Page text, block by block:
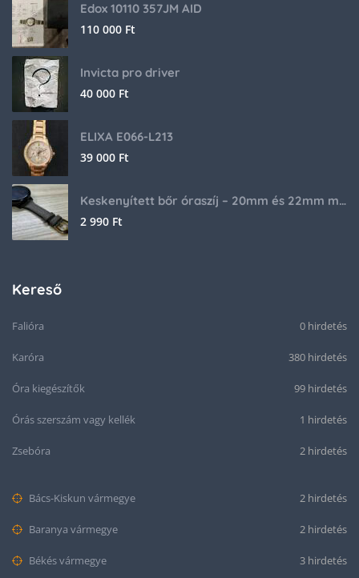
Edox 10110 357JM AID
110 000 Ft
Invicta pro driver
40 000 Ft
ELIXA E066-L213
39 000 Ft
Keskenyített bőr óraszíj – 20mm és 22mm méretben
2 990 Ft
Kereső
Falióra 0 hirdetés
Karóra 380 hirdetés
Óra kiegészítők 99 hirdetés
Órás szerszám vagy kellék 1 hirdetés
Zsebóra 2 hirdetés
Bács-Kiskun vármegye 2 hirdetés
Baranya vármegye 2 hirdetés
Békés vármegye 3 hirdetés